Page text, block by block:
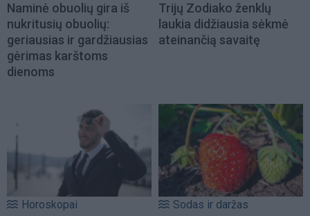
Naminė obuolių gira iš
nukritusių obuolių:
geriausias ir gardžiausias
gėrimas karštoms
dienoms
Trijų Zodiako ženklų
laukia didžiausia sėkmė
ateinančią savaitę
Horoskopai Sodas ir daržas